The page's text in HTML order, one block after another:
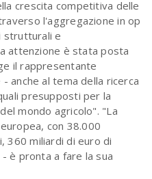
crescita competitiva delle
l'aggregazione in op
strutturali e
attenzione è stata posta
il rappresentante
anche al tema della ricerca
presupposti per la
mondo agricolo". "La
con 38.000
360 miliardi di euro di
è pronta a fare la sua